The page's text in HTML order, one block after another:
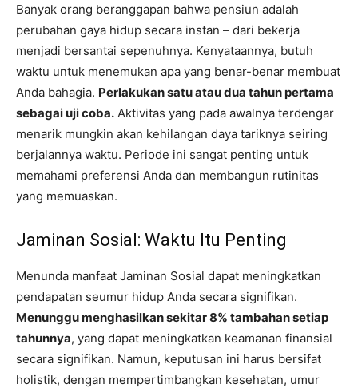
Banyak orang beranggapan bahwa pensiun adalah
perubahan gaya hidup secara instan – dari bekerja
menjadi bersantai sepenuhnya. Kenyataannya, butuh
waktu untuk menemukan apa yang benar-benar membuat
Anda bahagia. Perlakukan satu atau dua tahun pertama
sebagai uji coba. Aktivitas yang pada awalnya terdengar
menarik mungkin akan kehilangan daya tariknya seiring
berjalannya waktu. Periode ini sangat penting untuk
memahami preferensi Anda dan membangun rutinitas
yang memuaskan.
Jaminan Sosial: Waktu Itu Penting
Menunda manfaat Jaminan Sosial dapat meningkatkan
pendapatan seumur hidup Anda secara signifikan.
Menunggu menghasilkan sekitar 8% tambahan setiap
tahunnya, yang dapat meningkatkan keamanan finansial
secara signifikan. Namun, keputusan ini harus bersifat
holistik, dengan mempertimbangkan kesehatan, umur